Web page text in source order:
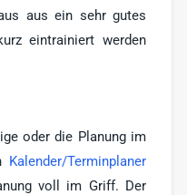
aus ein sehr gutes
eintrainiert werden
oder die Planung im
Kalender/Terminplaner
voll im Griff. Der